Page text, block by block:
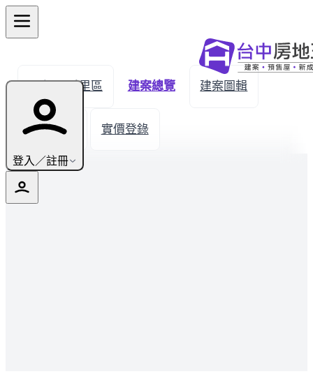
登入／註冊
← 返回后里區 建案總覽 建案圖輯
生活機能 實價登錄